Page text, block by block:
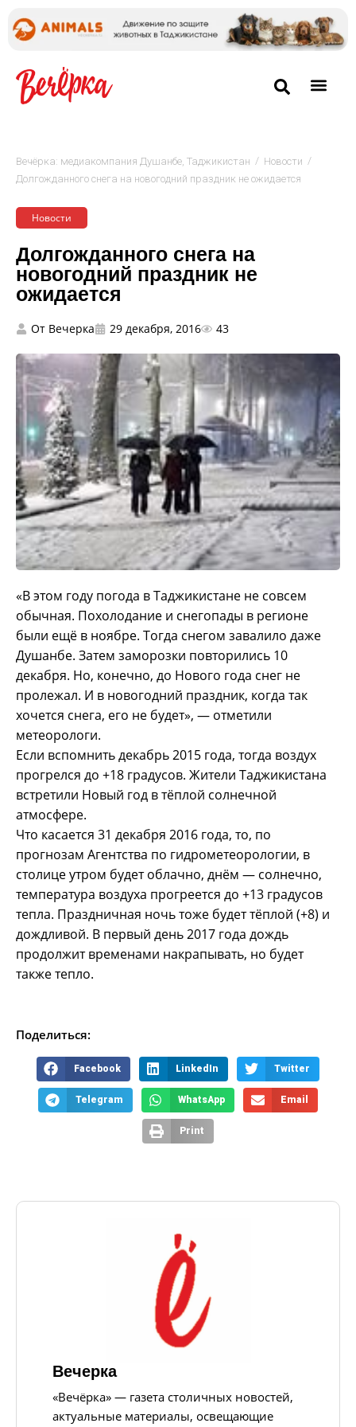
Вечёрка: медиакомпания Душанбе, Таджикистан / Новости /
Долгожданного снега на новогодний праздник не ожидается
Новости
Долгожданного снега на
новогодний праздник не
ожидается
От Вечерка 29 декабря, 2016 43
«В этом году погода в Таджикистане не совсем
обычная. Похолодание и снегопады в регионе
были ещё в ноябре. Тогда снегом завалило даже
Душанбе. Затем заморозки повторились 10
декабря. Но, конечно, до Нового года снег не
пролежал. И в новогодний праздник, когда так
хочется снега, его не будет», — отметили
метеорологи.
Если вспомнить декабрь 2015 года, тогда воздух
прогрелся до +18 градусов. Жители Таджикистана
встретили Новый год в тёплой солнечной
атмосфере.
Что касается 31 декабря 2016 года, то, по
прогнозам Агентства по гидрометеорологии, в
столице утром будет облачно, днём — солнечно,
температура воздуха прогреется до +13 градусов
тепла. Праздничная ночь тоже будет тёплой (+8) и
дождливой. В первый день 2017 года дождь
продолжит временами накрапывать, но будет
также тепло.
Поделиться:
Facebook LinkedIn Twitter
Telegram WhatsApp Email
Print
Вечерка
«Вечёрка» — газета столичных новостей,
актуальные материалы, освещающие